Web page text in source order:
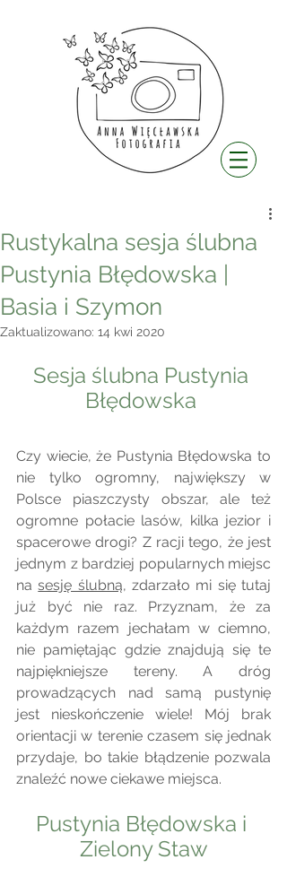
Rustykalna sesja ślubna
Pustynia Błędowska |
Basia i Szymon
Zaktualizowano: 14 kwi 2020
Sesja ślubna Pustynia
Błędowska
Czy wiecie, że Pustynia Błędowska to
nie tylko ogromny, największy w
Polsce piaszczysty obszar, ale też
ogromne połacie lasów, kilka jezior i
spacerowe drogi? Z racji tego, że jest
jednym z bardziej popularnych miejsc
na sesję ślubną, zdarzało mi się tutaj
już być nie raz. Przyznam, że za
każdym razem jechałam w ciemno,
nie pamiętając gdzie znajdują się te
najpiękniejsze tereny. A dróg
prowadzących nad samą pustynię
jest nieskończenie wiele! Mój brak
orientacji w terenie czasem się jednak
przydaje, bo takie błądzenie pozwala
znaleźć nowe ciekawe miejsca.
Pustynia Błędowska i
Zielony Staw